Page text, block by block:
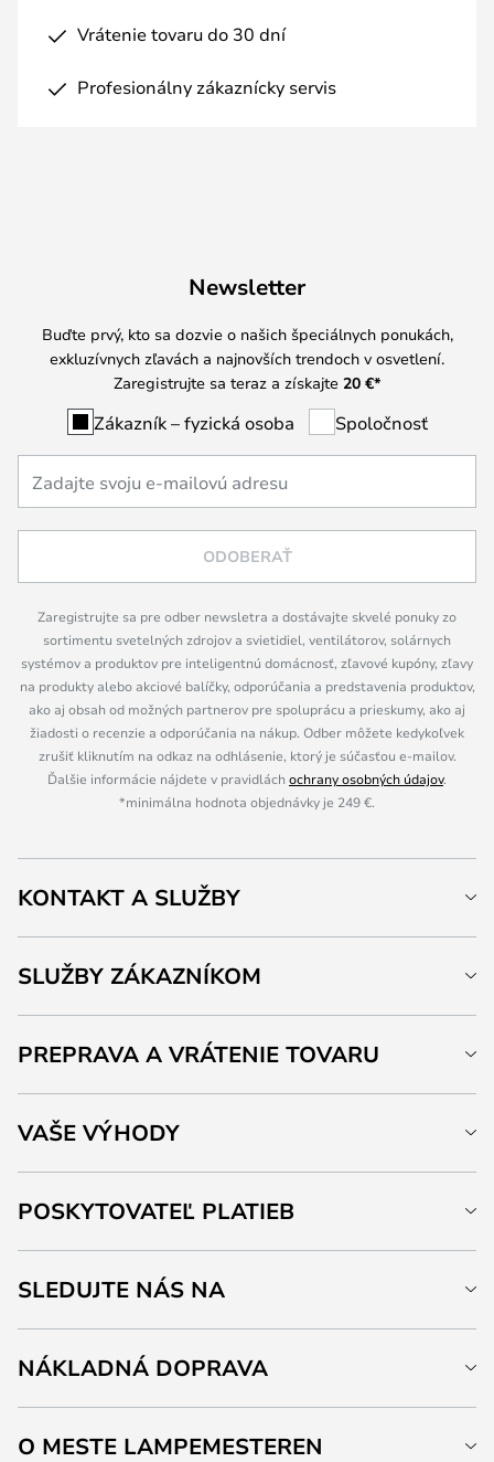
Vrátenie tovaru do 30 dní
Profesionálny zákaznícky servis
Newsletter
Buďte prvý, kto sa dozvie o našich špeciálnych ponukách,
exkluzívnych zľavách a najnovších trendoch v osvetlení.
Zaregistrujte sa teraz a získajte 20 €*
Zákazník – fyzická osoba Spoločnosť
ODOBERAŤ
Zaregistrujte sa pre odber newsletra a dostávajte skvelé ponuky zo
sortimentu svetelných zdrojov a svietidiel, ventilátorov, solárnych
systémov a produktov pre inteligentnú domácnosť, zľavové kupóny, zľavy
na produkty alebo akciové balíčky, odporúčania a predstavenia produktov,
ako aj obsah od možných partnerov pre spoluprácu a prieskumy, ako aj
žiadosti o recenzie a odporúčania na nákup. Odber môžete kedykoľvek
zrušiť kliknutím na odkaz na odhlásenie, ktorý je súčasťou e-mailov.
Ďalšie informácie nájdete v pravidláchochrany osobných údajov.
*minimálna hodnota objednávky je 249 €.
KONTAKT A SLUŽBY
SLUŽBY ZÁKAZNÍKOM
PREPRAVA A VRÁTENIE TOVARU
VAŠE VÝHODY
POSKYTOVATEĽ PLATIEB
SLEDUJTE NÁS NA
NÁKLADNÁ DOPRAVA
O MESTE LAMPEMESTEREN